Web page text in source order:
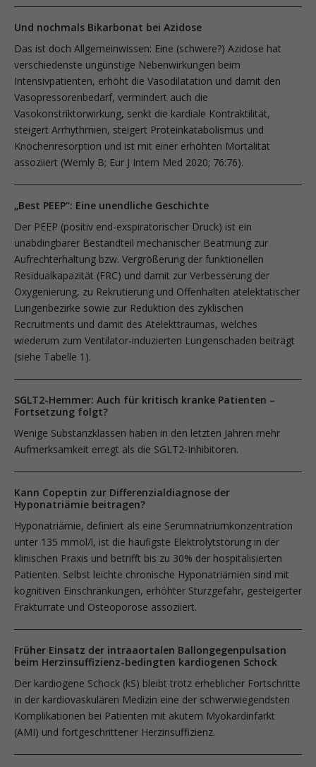
Und nochmals Bikarbonat bei Azidose
Das ist doch Allgemeinwissen: Eine (schwere?) Azidose hat
verschiedenste ungünstige Nebenwirkungen beim
Intensivpatienten, erhöht die Vasodilata­tion und damit den
Vasopressorenbedarf, vermindert auch die
Vasokonstriktorwirkung, senkt die kardiale Kontraktilität,
steigert Arrhythmien, steigert Proteinkatabolismus und
Knochenresorption und ist mit einer erhöhten Mortalität
assoziiert (Wernly B; Eur J Intern Med 2020; 76:76).
„Best PEEP“: Eine unendliche Geschichte
Der PEEP (positiv end-exspiratorischer Druck) ist ein
unabdingbarer Bestandteil mechanischer Beatmung zur
Aufrechterhaltung bzw. Vergrößerung der funktionellen
Residualkapazität (FRC) und damit zur Verbesserung der
Oxygenierung, zu Rekrutierung und Offenhalten atelektatischer
Lungenbezirke sowie zur Reduktion des zyklischen
Recruitments und damit des Atelekttraumas, welches
wiederum zum Ventilator-induzierten Lungenschaden beiträgt
(­siehe Tabelle 1).
SGLT2-Hemmer: Auch für kritisch kranke Patienten –
Fortsetzung folgt?
Wenige Substanzklassen haben in den letzten Jahren mehr
Aufmerksamkeit erregt als die SGLT2-Inhibitoren.
Kann Copeptin zur Differenzialdiagnose der
Hyponatriämie beitragen?
Hyponatriämie, definiert als eine Serumnatriumkonzentration
unter 135 mmol/l, ist die häufigste Elektrolytstörung in der
klinischen Praxis und betrifft bis zu 30% der hospitalisierten
Patienten. Selbst leichte chronische Hypona­triämien sind mit
kognitiven Einschränkungen, erhöhter Sturzgefahr, gesteigerter
Frakturrate und Osteoporose assoziiert.
Früher Einsatz der intraaortalen Ballongegenpulsation
beim Herzinsuffizienz-bedingten kardiogenen Schock
Der kardiogene Schock (kS) bleibt trotz erheblicher Fortschritte
in der kardiovaskulären Medizin eine der schwerwiegendsten
Komplikationen bei Patienten mit akutem Myokardinfarkt
(AMI) und fortgeschrittener Herzinsuffizienz.